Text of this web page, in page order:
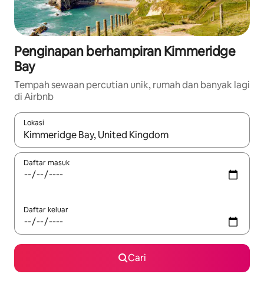
Penginapan berhampiran Kimmeridge
Bay
Tempah sewaan percutian unik, rumah dan banyak lagi
di Airbnb
Lokasi
Apabila hasil tersedia, navigasi dengan kekunci anak panah
Daftar masuk
Daftar keluar
Cari